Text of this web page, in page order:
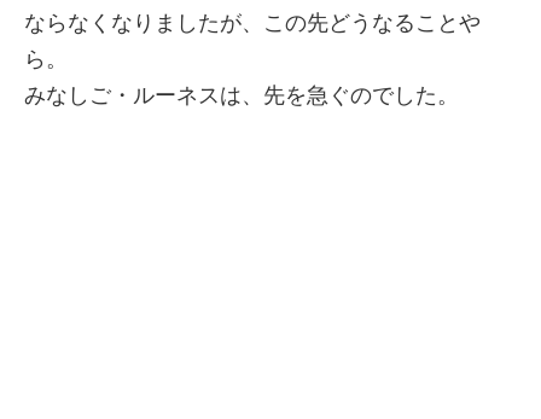
ならなくなりましたが、この先どうなることや
ら。
みなしご・ルーネスは、先を急ぐのでした。